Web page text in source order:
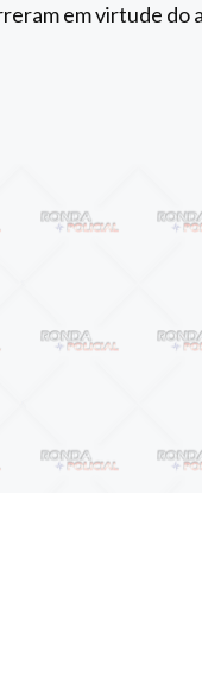
em virtude do